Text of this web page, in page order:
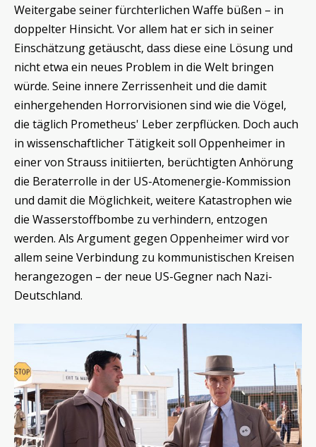
Weitergabe seiner fürchterlichen Waffe büßen – in
doppelter Hinsicht. Vor allem hat er sich in seiner
Einschätzung getäuscht, dass diese eine Lösung und
nicht etwa ein neues Problem in die Welt bringen
würde. Seine innere Zerrissenheit und die damit
einhergehenden Horrorvisionen sind wie die Vögel,
die täglich Prometheus' Leber zerpflücken. Doch auch
in wissenschaftlicher Tätigkeit soll Oppenheimer in
einer von Strauss initiierten, berüchtigten Anhörung
die Beraterrolle in der US-Atomenergie-Kommission
und damit die Möglichkeit, weitere Katastrophen wie
die Wasserstoffbombe zu verhindern, entzogen
werden. Als Argument gegen Oppenheimer wird vor
allem seine Verbindung zu kommunistischen Kreisen
herangezogen – der neue US-Gegner nach Nazi-
Deutschland.